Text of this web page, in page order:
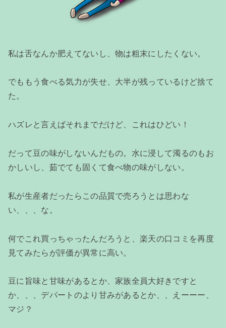
私は舌なんか肥えてないし、物は粗末にしたくない。
でももう食べる気力が失せ、大半が残っているけど捨て
た。
ハズレと言えばそれまでだけど、これはひどい！
だって豆の味がしないんだもの。水に浸して濁るのもお
かしいし、茹でても固くて食べ物の味がしない。
私が生産者だったらこの品質で売ろうとは思わな
い、、、な。
何でこれ買っちゃったんだろうと、楽天の口コミを再度
見てみたらが評価が異常に高い。
豆に旨味と甘味があるとか、家族全員大好きですと
か、、、デパートのより甘みがあるとか、、えーーー、
マジ？